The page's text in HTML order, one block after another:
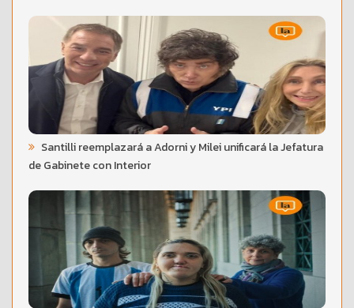
Santilli reemplazará a Adorni y Milei unificará la Jefatura
de Gabinete con Interior